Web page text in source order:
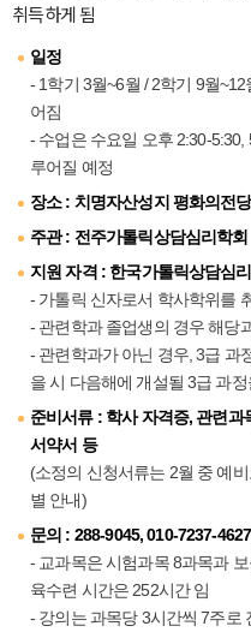
취득하게 됨
일정
- 1학기 3월~6월 / 2학기 9월
어짐
- 수업은 수요일 오후 2:30-5:30,
루어질 예정
장소 : 치명자산성지 평화의전
주관 : 전주가톨릭상담심리학회
지원 자격 : 한국가톨릭상담심
- 가톨릭 신자로서 학사학위를
- 관련학과 졸업생의 경우 해당
- 관련학과가 아닌 경우, 3급 과
을 시 다음해에 개설될 3급 과
준비서류 : 학사 자격증, 관련
서약서 등
(소정의 신청서류는 2월 중 예
별 안내)
문의 : 288-9045, 010-7237-
- 교과목은 시험과목 8과목과
육수련 시간은 252시간 임
- 강의는 과목당 3시간씩 7주로